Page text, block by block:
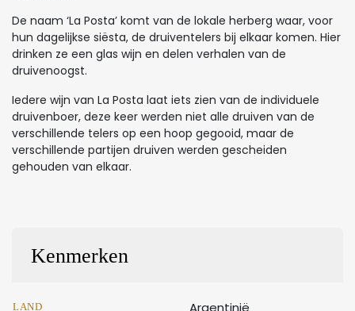
De naam ‘La Posta’ komt van de lokale herberg waar, voor
hun dagelijkse siësta, de druiventelers bij elkaar komen. Hier
drinken ze een glas wijn en delen verhalen van de
druivenoogst.
Iedere wijn van La Posta laat iets zien van de individuele
druivenboer, deze keer werden niet alle druiven van de
verschillende telers op een hoop gegooid, maar de
verschillende partijen druiven werden gescheiden
gehouden van elkaar.
Kenmerken
LAND Argentinië